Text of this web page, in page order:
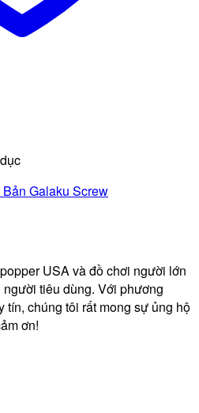
Galaku Screw
USA và đồ chơi người lớn
tiêu dùng. Với phương
tín, chúng tôi rất mong sự ủng hộ
ơn!